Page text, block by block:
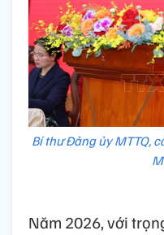
Bí thư Đảng ủy MTTQ,
Năm 2026, với